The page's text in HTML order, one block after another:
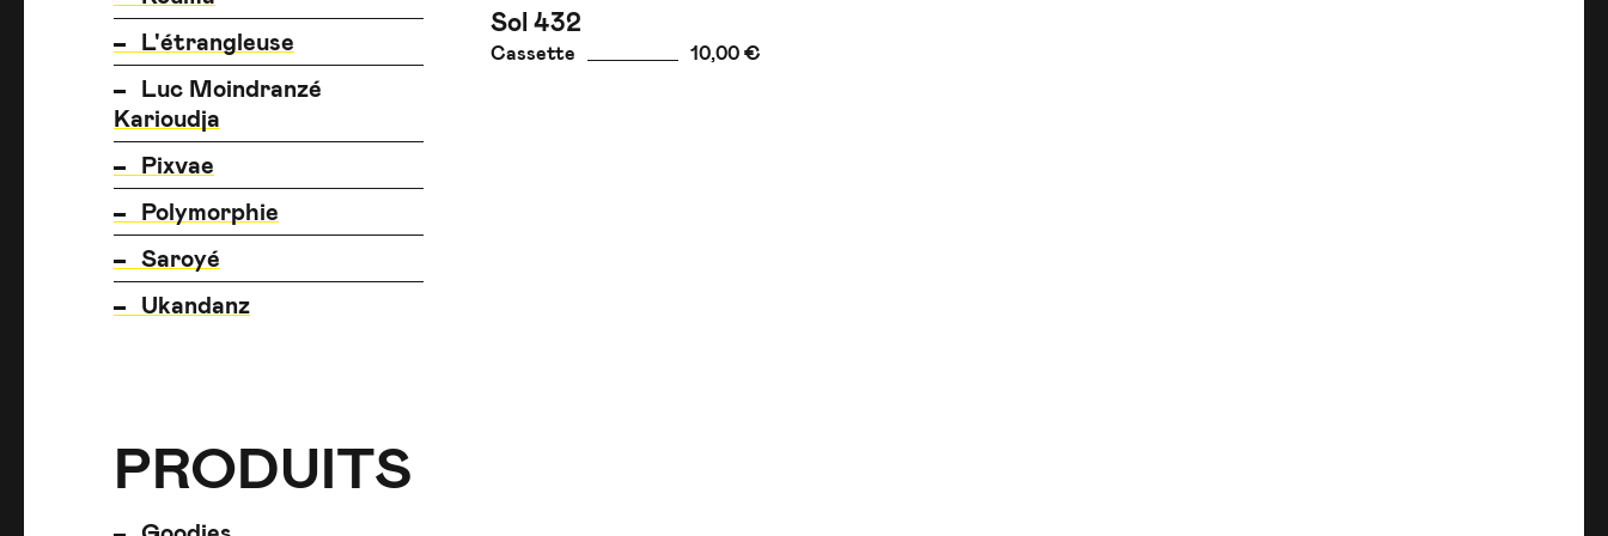
L'étrangleuse
Luc Moindranzé
Karioudja
Pixvae
Polymorphie
Saroyé
Ukandanz
PRODUITS
PRODUITS
PRODUITS
Sol 432
Cassette 10,00 €